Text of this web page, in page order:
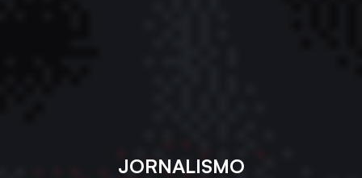
JORNALISMO